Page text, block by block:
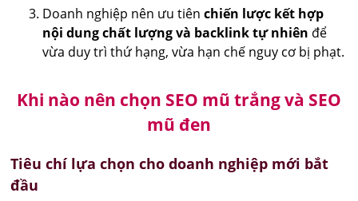
Doanh nghiệp nên ưu tiênchiến lược kết hợp
nội dung chất lượng và backlink tự nhiên để
vừa duy trì thứ hạng, vừa hạn chế nguy cơ bị phạt.
Khi nào nên chọn SEO mũ trắng và SEO
mũ đen
Tiêu chí lựa chọn cho doanh nghiệp mới bắt
đầu